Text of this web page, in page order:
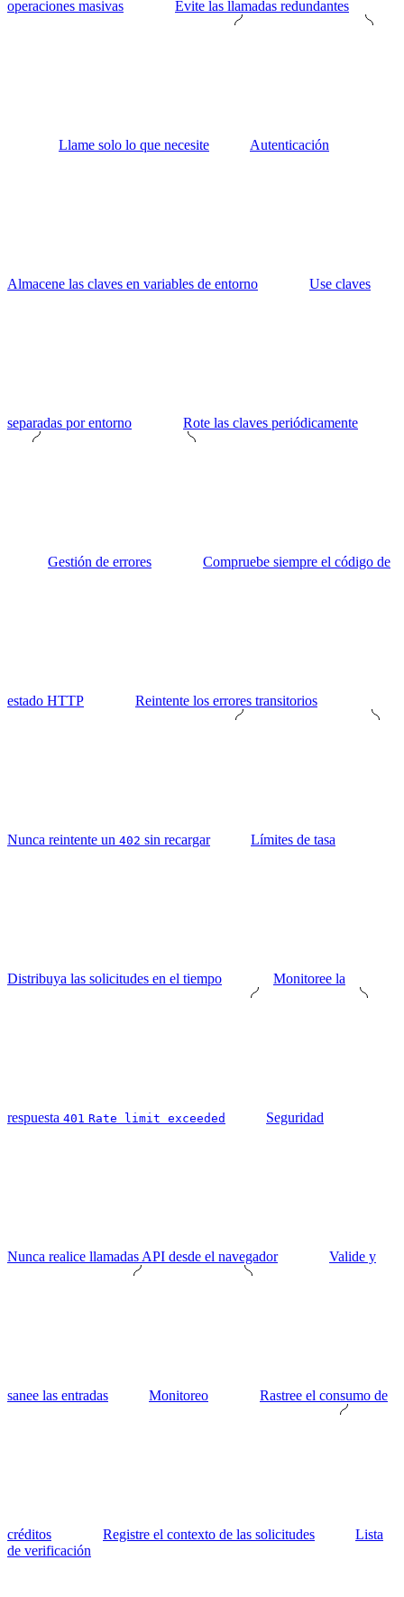
operaciones masivas Evite las llamadas redundantes
Llame solo lo que necesite Autenticación
Almacene las claves en variables de entorno Use claves
separadas por entorno Rote las claves periódicamente
Gestión de errores Compruebe siempre el código de
estado HTTP Reintente los errores transitorios
Nunca reintente un 402 sin recargar Límites de tasa
Distribuya las solicitudes en el tiempo Monitoree la
respuesta 401 Rate limit exceeded Seguridad
Nunca realice llamadas API desde el navegador Valide y
sanee las entradas Monitoreo Rastree el consumo de
créditos Registre el contexto de las solicitudes
Lista
de verificación